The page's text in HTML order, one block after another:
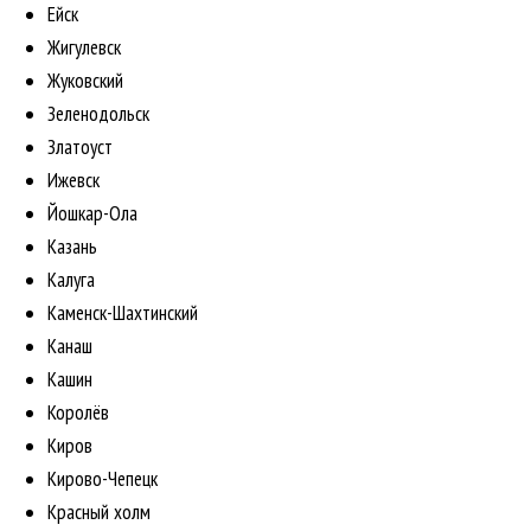
Ейск
Жигулевск
Жуковский
Зеленодольск
Златоуст
Ижевск
Йошкар-Ола
Казань
Калуга
Каменск-Шахтинский
Канаш
Кашин
Королёв
Киров
Кирово-Чепецк
Красный холм